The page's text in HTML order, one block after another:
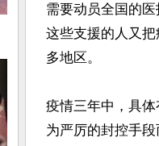
需要动员全国的
这些支援的人又
多地区。
疫情三年中，具
为严厉的封控手